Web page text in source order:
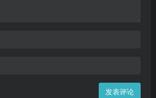
发表评论